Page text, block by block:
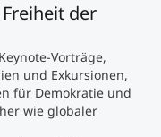
der
Vorträge,
und Exkursionen,
für Demokratie und
wie globaler